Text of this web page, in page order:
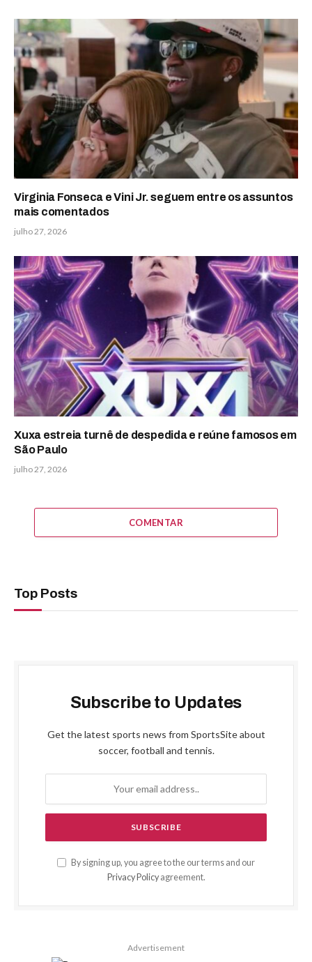
Virginia Fonseca e Vini Jr. seguem entre os assuntos
mais comentados
julho 27, 2026
Xuxa estreia turnê de despedida e reúne famosos em
São Paulo
julho 27, 2026
COMENTAR
Top Posts
Subscribe to Updates
Get the latest sports news from SportsSite about
soccer, football and tennis.
By signing up, you agree to the our terms and our
Privacy Policyagreement.
Advertisement